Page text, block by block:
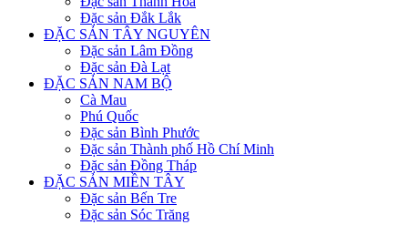
Đặc sản Đắk Lắk
ĐẶC SẢN TÂY NGUYÊN
Đặc sản Lâm Đồng
Đặc sản Đà Lạt
ĐẶC SẢN NAM BỘ
Cà Mau
Phú Quốc
Đặc sản Bình Phước
Đặc sản Thành phố Hồ Chí Minh
Đặc sản Đồng Tháp
ĐẶC SẢN MIỀN TÂY
Đặc sản Bến Tre
Đặc sản Sóc Trăng